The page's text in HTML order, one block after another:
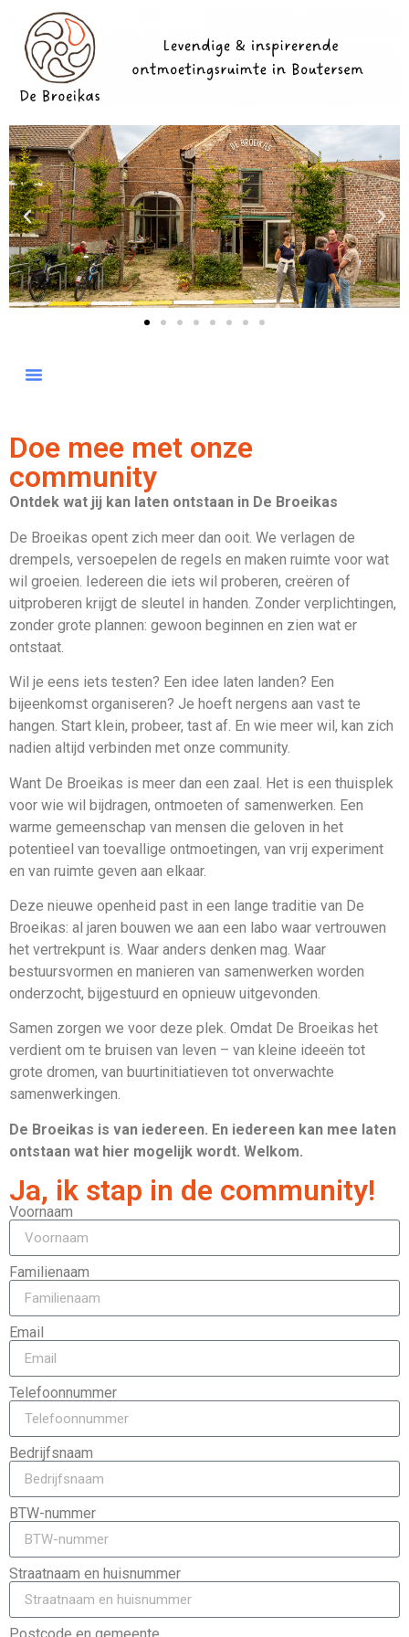
Doe mee met onze
community
Ontdek wat jij kan laten ontstaan in De Broeikas
De Broeikas opent zich meer dan ooit. We verlagen de
drempels, versoepelen de regels en maken ruimte voor wat
wil groeien. Iedereen die iets wil proberen, creëren of
uitproberen krijgt de sleutel in handen. Zonder verplichtingen,
zonder grote plannen: gewoon beginnen en zien wat er
ontstaat.
Wil je eens iets testen? Een idee laten landen? Een
bijeenkomst organiseren? Je hoeft nergens aan vast te
hangen. Start klein, probeer, tast af. En wie meer wil, kan zich
nadien altijd verbinden met onze community.
Want De Broeikas is meer dan een zaal. Het is een thuisplek
voor wie wil bijdragen, ontmoeten of samenwerken. Een
warme gemeenschap van mensen die geloven in het
potentieel van toevallige ontmoetingen, van vrij experiment
en van ruimte geven aan elkaar.
Deze nieuwe openheid past in een lange traditie van De
Broeikas: al jaren bouwen we aan een labo waar vertrouwen
het vertrekpunt is. Waar anders denken mag. Waar
bestuursvormen en manieren van samenwerken worden
onderzocht, bijgestuurd en opnieuw uitgevonden.
Samen zorgen we voor deze plek. Omdat De Broeikas het
verdient om te bruisen van leven – van kleine ideeën tot
grote dromen, van buurtinitiatieven tot onverwachte
samenwerkingen.
De Broeikas is van iedereen. En iedereen kan mee laten
ontstaan wat hier mogelijk wordt. Welkom.
Ja, ik stap in de community!
Voornaam
Familienaam
Email
Telefoonnummer
Bedrijfsnaam
BTW-nummer
Straatnaam en huisnummer